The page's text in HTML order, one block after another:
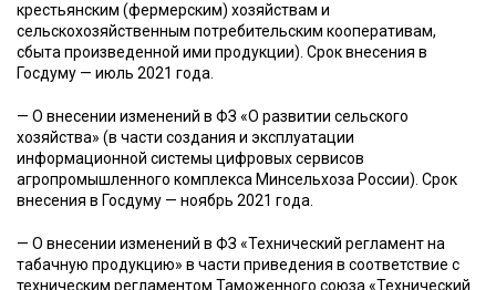
крестьянским (фермерским) хозяйствам и
сельскохозяйственным потребительским кооперативам,
сбыта произведенной ими продукции). Срок внесения в
Госдуму — июль 2021 года.
— О внесении изменений в ФЗ «О развитии сельского
хозяйства» (в части создания и эксплуатации
информационной системы цифровых сервисов
агропромышленного комплекса Минсельхоза России). Срок
внесения в Госдуму — ноябрь 2021 года.
— О внесении изменений в ФЗ «Технический регламент на
табачную продукцию» в части приведения в соответствие с
техническим регламентом Таможенного союза «Технический